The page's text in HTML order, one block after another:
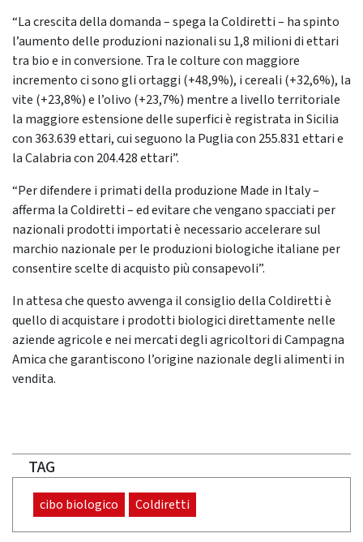
“La crescita della domanda – spega la Coldiretti – ha spinto
l’aumento delle produzioni nazionali su 1,8 milioni di ettari
tra bio e in conversione. Tra le colture con maggiore
incremento ci sono gli ortaggi (+48,9%), i cereali (+32,6%), la
vite (+23,8%) e l’olivo (+23,7%) mentre a livello territoriale
la maggiore estensione delle superfici è registrata in Sicilia
con 363.639 ettari, cui seguono la Puglia con 255.831 ettari e
la Calabria con 204.428 ettari”.
“Per difendere i primati della produzione Made in Italy –
afferma la Coldiretti – ed evitare che vengano spacciati per
nazionali prodotti importati è necessario accelerare sul
marchio nazionale per le produzioni biologiche italiane per
consentire scelte di acquisto più consapevoli”.
In attesa che questo avvenga il consiglio della Coldiretti è
quello di acquistare i prodotti biologici direttamente nelle
aziende agricole e nei mercati degli agricoltori di Campagna
Amica che garantiscono l’origine nazionale degli alimenti in
vendita.
TAG
cibo biologico Coldiretti